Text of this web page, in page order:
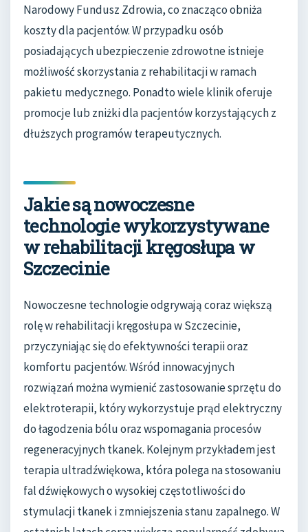
Narodowy Fundusz Zdrowia, co znacząco obniża
koszty dla pacjentów. W przypadku osób
posiadających ubezpieczenie zdrowotne istnieje
możliwość skorzystania z rehabilitacji w ramach
pakietu medycznego. Ponadto wiele klinik oferuje
promocje lub zniżki dla pacjentów korzystających z
dłuższych programów terapeutycznych.
Jakie są nowoczesne
technologie wykorzystywane
w rehabilitacji kręgosłupa w
Szczecinie
Nowoczesne technologie odgrywają coraz większą
rolę w rehabilitacji kręgosłupa w Szczecinie,
przyczyniając się do efektywności terapii oraz
komfortu pacjentów. Wśród innowacyjnych
rozwiązań można wymienić zastosowanie sprzętu do
elektroterapii, który wykorzystuje prąd elektryczny
do łagodzenia bólu oraz wspomagania procesów
regeneracyjnych tkanek. Kolejnym przykładem jest
terapia ultradźwiękowa, która polega na stosowaniu
fal dźwiękowych o wysokiej częstotliwości do
stymulacji tkanek i zmniejszenia stanu zapalnego. W